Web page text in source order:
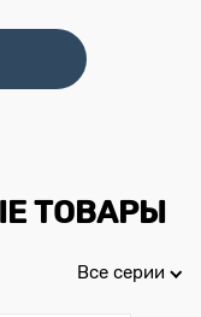
ТОВАРЫ
Все серии